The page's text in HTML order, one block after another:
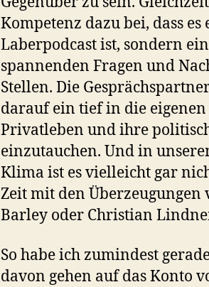
Kompetenz dazu bei, dass
Laberpodcast ist, sondern
spannenden Fragen und
Stellen. Die
darauf ein tief in die eigenen
Privatleben und ihre
einzutauchen. Und in
Klima ist es vielleicht gar
Zeit mit den
Barley oder Christian
So habe ich zumindest
davon gehen auf das Konto